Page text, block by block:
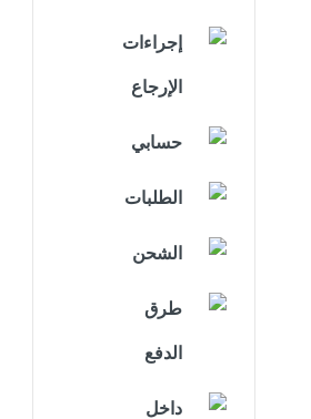
إجراءات
الإرجاع
حسابي
الطلبات
الشحن
طرق
الدفع
داخل